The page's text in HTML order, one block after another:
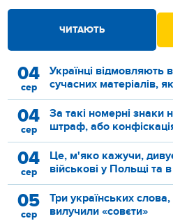
ЧИТАЮТЬ
04
сер
Українці відмовляють
сучасних матеріалів,
04
сер
За такі номерні знаки
штраф, або
04
сер
Це, м'яко кажучи,
військові у Польщі та в
05
сер
Три українських
вилучили «совєти»